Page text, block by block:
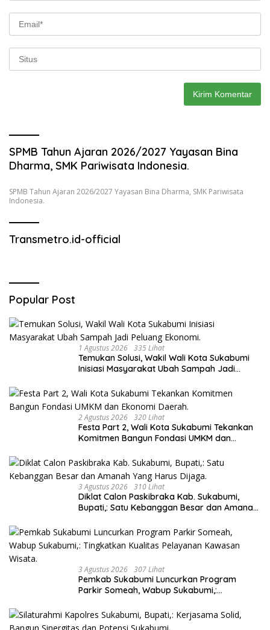
SPMB Tahun Ajaran 2026/2027 Yayasan Bina
Dharma, SMK Pariwisata Indonesia.
SPMB Tahun Ajaran 2026/2027 Yayasan Bina Dharma, SMK Pariwisata
Indonesia.
Transmetro.id-official
Popular Post
1 Agustus 2026 335 Lihat
Temukan Solusi, Wakil Wali Kota Sukabumi
Inisiasi Masyarakat Ubah Sampah Jadi
2 Agustus 2026 320 Lihat
Festa Part 2, Wali Kota Sukabumi Tekankan
Komitmen Bangun Fondasi UMKM dan
3 Agustus 2026 310 Lihat
Diklat Calon Paskibraka Kab. Sukabumi,
Bupati,: Satu Kebanggan Besar dan Amanah
3 Agustus 2026 307 Lihat
Pemkab Sukabumi Luncurkan Program
Parkir Someah, Wabup Sukabumi,:
Wisata.